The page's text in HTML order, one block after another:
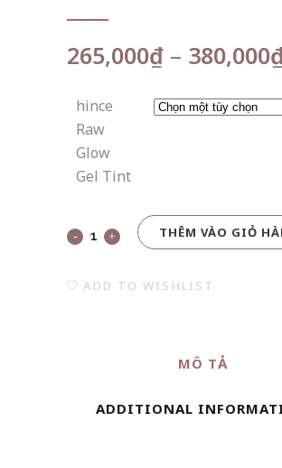
265,000₫ – 380,000
hince
Raw
Glow
Gel Tint
hince
quantity
THÊM VÀO GIỎ
ADD TO WISHLIST
MÔ TẢ
ADDITIONAL